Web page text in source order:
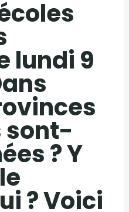
lundi 9
sont-
? Y
? Voici